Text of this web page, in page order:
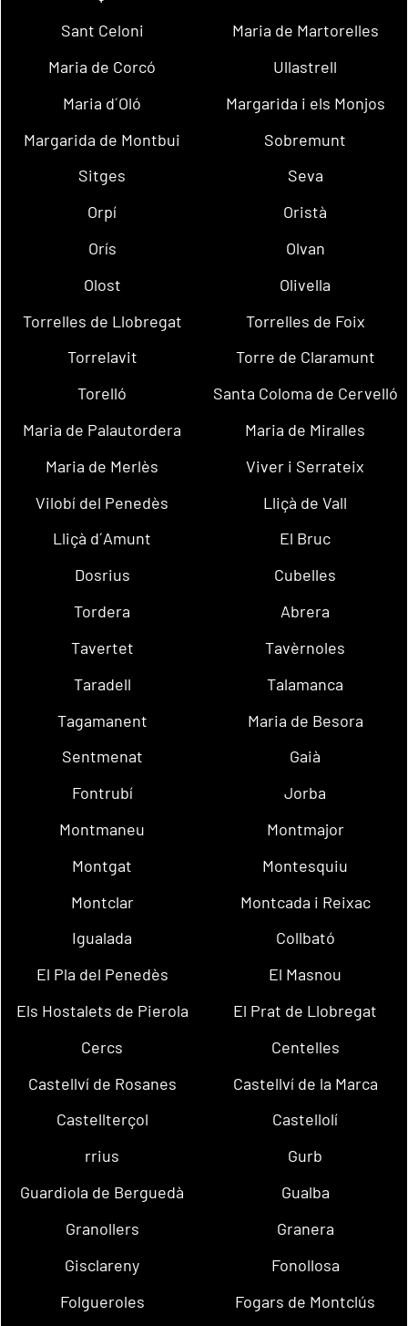
Sant Celoni
Maria de Martorelles
Maria de Corcó
Ullastrell
Maria d´Oló
Margarida i els Monjos
Margarida de Montbui
Sobremunt
Sitges
Seva
Orpí
Oristà
Orís
Olvan
Olost
Olivella
Torrelles de Llobregat
Torrelles de Foix
Torrelavit
Torre de Claramunt
Torelló
Santa Coloma de Cervelló
Maria de Palautordera
Maria de Miralles
Maria de Merlès
Viver i Serrateix
Vilobí del Penedès
Lliçà de Vall
Lliçà d´Amunt
El Bruc
Dosrius
Cubelles
Tordera
Abrera
Tavertet
Tavèrnoles
Taradell
Talamanca
Tagamanent
Maria de Besora
Sentmenat
Gaià
Fontrubí
Jorba
Montmaneu
Montmajor
Montgat
Montesquiu
Montclar
Montcada i Reixac
Igualada
Collbató
El Pla del Penedès
El Masnou
Els Hostalets de Pierola
El Prat de Llobregat
Cercs
Centelles
Castellví de Rosanes
Castellví de la Marca
Castellterçol
Castellolí
rrius
Gurb
Guardiola de Berguedà
Gualba
Granollers
Granera
Gisclareny
Fonollosa
Folgueroles
Fogars de Montclús